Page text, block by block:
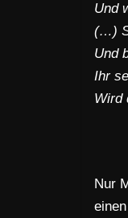
Und
(…)
Und
Ihr
Wird
Nur